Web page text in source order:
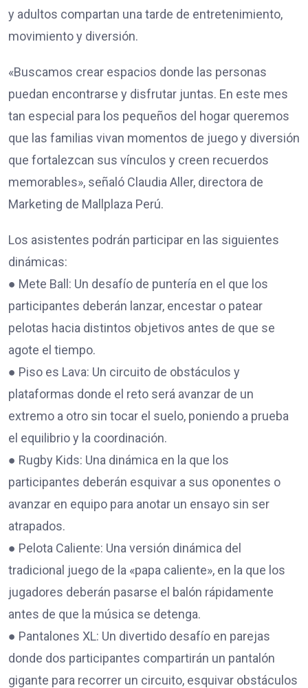
y adultos compartan una tarde de entretenimiento,
movimiento y diversión.
«Buscamos crear espacios donde las personas
puedan encontrarse y disfrutar juntas. En este mes
tan especial para los pequeños del hogar queremos
que las familias vivan momentos de juego y diversión
que fortalezcan sus vínculos y creen recuerdos
memorables», señaló Claudia Aller, directora de
Marketing de Mallplaza Perú.
Los asistentes podrán participar en las siguientes
dinámicas:
● Mete Ball: Un desafío de puntería en el que los
participantes deberán lanzar, encestar o patear
pelotas hacia distintos objetivos antes de que se
agote el tiempo.
● Piso es Lava: Un circuito de obstáculos y
plataformas donde el reto será avanzar de un
extremo a otro sin tocar el suelo, poniendo a prueba
el equilibrio y la coordinación.
● Rugby Kids: Una dinámica en la que los
participantes deberán esquivar a sus oponentes o
avanzar en equipo para anotar un ensayo sin ser
atrapados.
● Pelota Caliente: Una versión dinámica del
tradicional juego de la «papa caliente», en la que los
jugadores deberán pasarse el balón rápidamente
antes de que la música se detenga.
● Pantalones XL: Un divertido desafío en parejas
donde dos participantes compartirán un pantalón
gigante para recorrer un circuito, esquivar obstáculos